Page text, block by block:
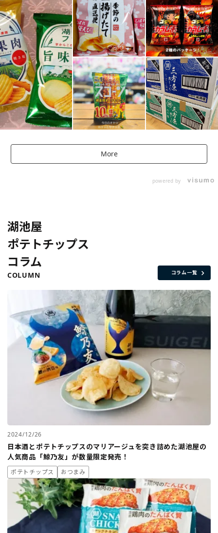
More
powered by
湖池屋
ポテトチップス
コラム
COLUMN コラム一覧
2024/12/26
日本酒とポテトチップスのマリアージュを突き詰めた湖池屋の
人気商品「鯨乃友」が数量限定発売！
ポテトチップス おつまみ